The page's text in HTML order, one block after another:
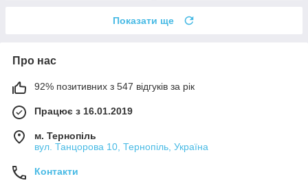
Показати ще
Про нас
92% позитивних з 547 відгуків за рік
Працює з 16.01.2019
м. Тернопіль
вул. Танцорова 10, Тернопіль, Україна
Контакти